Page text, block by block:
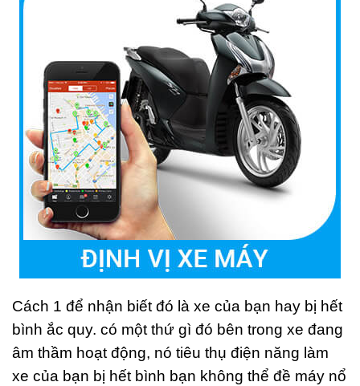
Cách 1 để nhận biết đó là xe của bạn hay bị hết
bình ắc quy. có một thứ gì đó bên trong xe đang
âm thầm hoạt động, nó tiêu thụ điện năng làm
xe của bạn bị hết bình bạn không thể đề máy nổ